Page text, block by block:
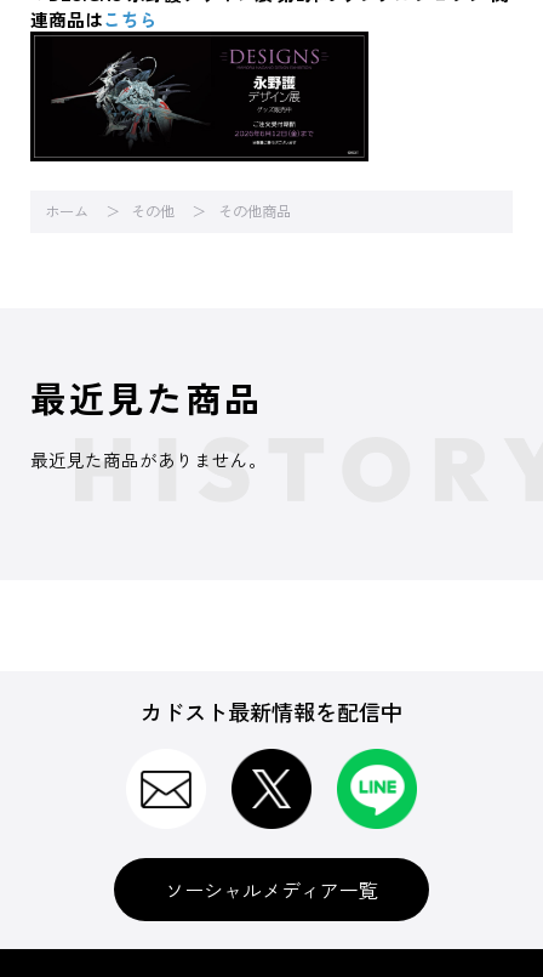
連商品はこちら
ホーム その他 その他商品
最近見た商品
最近見た商品がありません。
カドスト最新情報を配信中
ソーシャルメディア一覧